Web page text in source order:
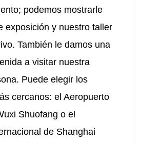
podemos mostrarle
exposición y nuestro taller
También le damos una
a visitar nuestra
Puede elegir los
cercanos: el Aeropuerto
Shuofang o el
de Shanghai